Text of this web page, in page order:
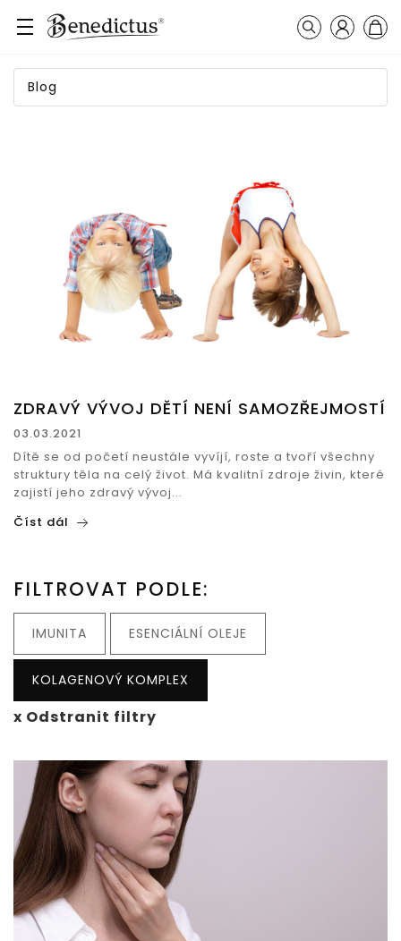
Vyhledávání
Přihlášení
Košík
Blog
ZDRAVÝ VÝVOJ DĚTÍ NENÍ SAMOZŘEJMOSTÍ
03.03.2021
Dítě se od početí neustále vyvíjí, roste a tvoří všechny
struktury těla na celý život. Má kvalitní zdroje živin, které
zajistí jeho zdravý vývoj...
Číst dál
FILTROVAT PODLE:
IMUNITA ESENCIÁLNÍ OLEJE
KOLAGENOVÝ KOMPLEX
x Odstranit filtry